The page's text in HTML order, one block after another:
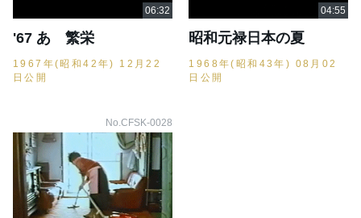
'67 あゝ繁栄
1967年(昭和42年) 12月22
日公開
昭和元禄日本の夏
1968年(昭和43年) 08月02
日公開
No.CFSK-0028